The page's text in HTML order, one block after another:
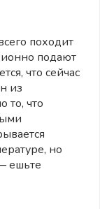
походит
подают
что сейчас
из
то, что
но
ешьте